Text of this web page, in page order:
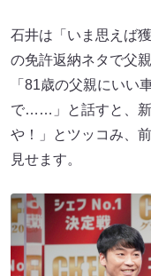
石井は「いま思えば
の免許返納ネタで父
「81歳の父親にいい
で……」と話すと、新
や！」とツッコみ、
見せます。